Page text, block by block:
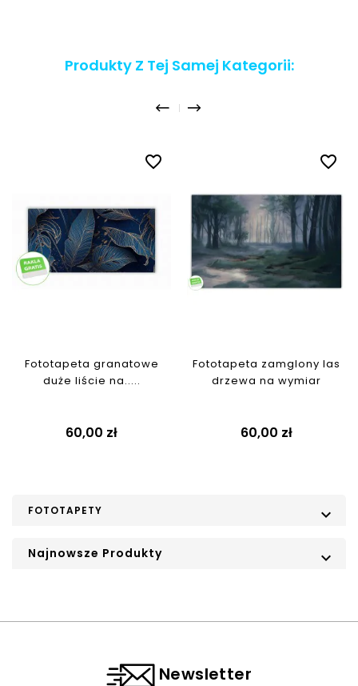
Produkty Z Tej Samej Kategorii:
favorite_border
Fototapeta granatowe
duże liście na.....
Cena
60,00 zł
favorite_border
Fototapeta zamglony las
drzewa na wymiar
Cena
60,00 zł
FOTOTAPETY 
Najnowsze Produkty 
Newsletter